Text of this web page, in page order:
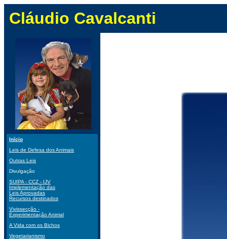
Cláudio Cavalcanti
Início
Leis de Defesa dos Animais
Outras Leis
Divulgação
SUIPA - CCZ - IJV
Implementação das
Leis Aprovadas
Recursos destinados
Vivissecção -
Experimentação Animal
A Vida com os Bichos
Vegetarianismo